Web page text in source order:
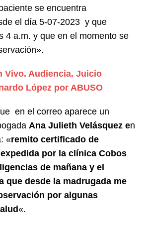
se encuentra
el día 5-07-2023 y que
4 a.m. y que en el momento se
Vivo. Audiencia. Juicio
López por ABUSO
en el correo aparece un
Ana Julieth Velásquez en
«remito certificado de
por la clínica Cobos
de mañana y el
que desde la madrugada me
por algunas
«.